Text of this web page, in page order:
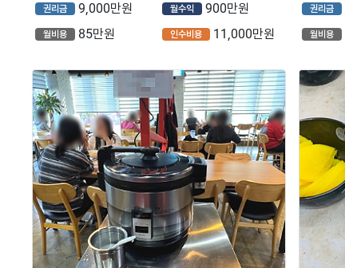
권리금 9,000만원 월수익 900만원
월비용 85만원 인수비용 11,000만원
권리금
월비용